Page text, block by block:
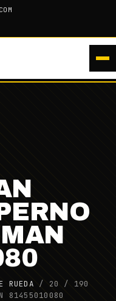
RUEDA / 20 / 190
81455010080